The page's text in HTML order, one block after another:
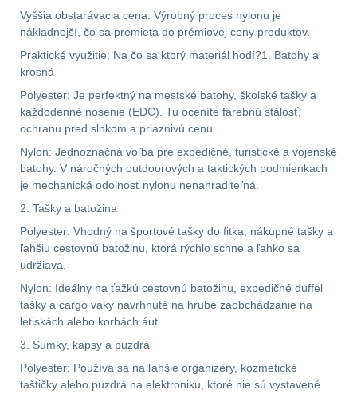
.357 .38 (9mm)7
19116
AR104
Popruhy a poutka 40
OPTIKY(145)
Kolimátory53
Zvětšovací moduly 5
CQB21
Na kuše 2
Vyššia obstarávacia cena: Výrobný proces nylonu je
nákladnejší, čo sa premieta do prémiovej ceny produktov.
Praktické využitie: Na čo sa ktorý materiál hodí?1. Batohy a
krosná
Polyester: Je perfektný na mestské batohy, školské tašky a
každodenné nosenie (EDC). Tu oceníte farebnú stálosť,
ochranu pred slnkom a priaznivú cenu.
Nylon: Jednoznačná voľba pre expedičné, turistické a vojenské
batohy. V náročných outdoorových a taktických podmienkach
je mechanická odolnosť nylonu nenahraditeľná.
2. Tašky a batožina
Polyester: Vhodný na športové tašky do fitka, nákupné tašky a
ľahšiu cestovnú batožinu, ktorá rýchlo schne a ľahko sa
udržiava.
Nylon: Ideálny na ťažkú cestovnú batožinu, expedičné duffel
tašky a cargo vaky navrhnuté na hrubé zaobchádzanie na
letiskách alebo korbách áut.
3. Sumky, kapsy a puzdrá
Polyester: Používa sa na ľahšie organizéry, kozmetické
taštičky alebo puzdrá na elektroniku, ktoré nie sú vystavené